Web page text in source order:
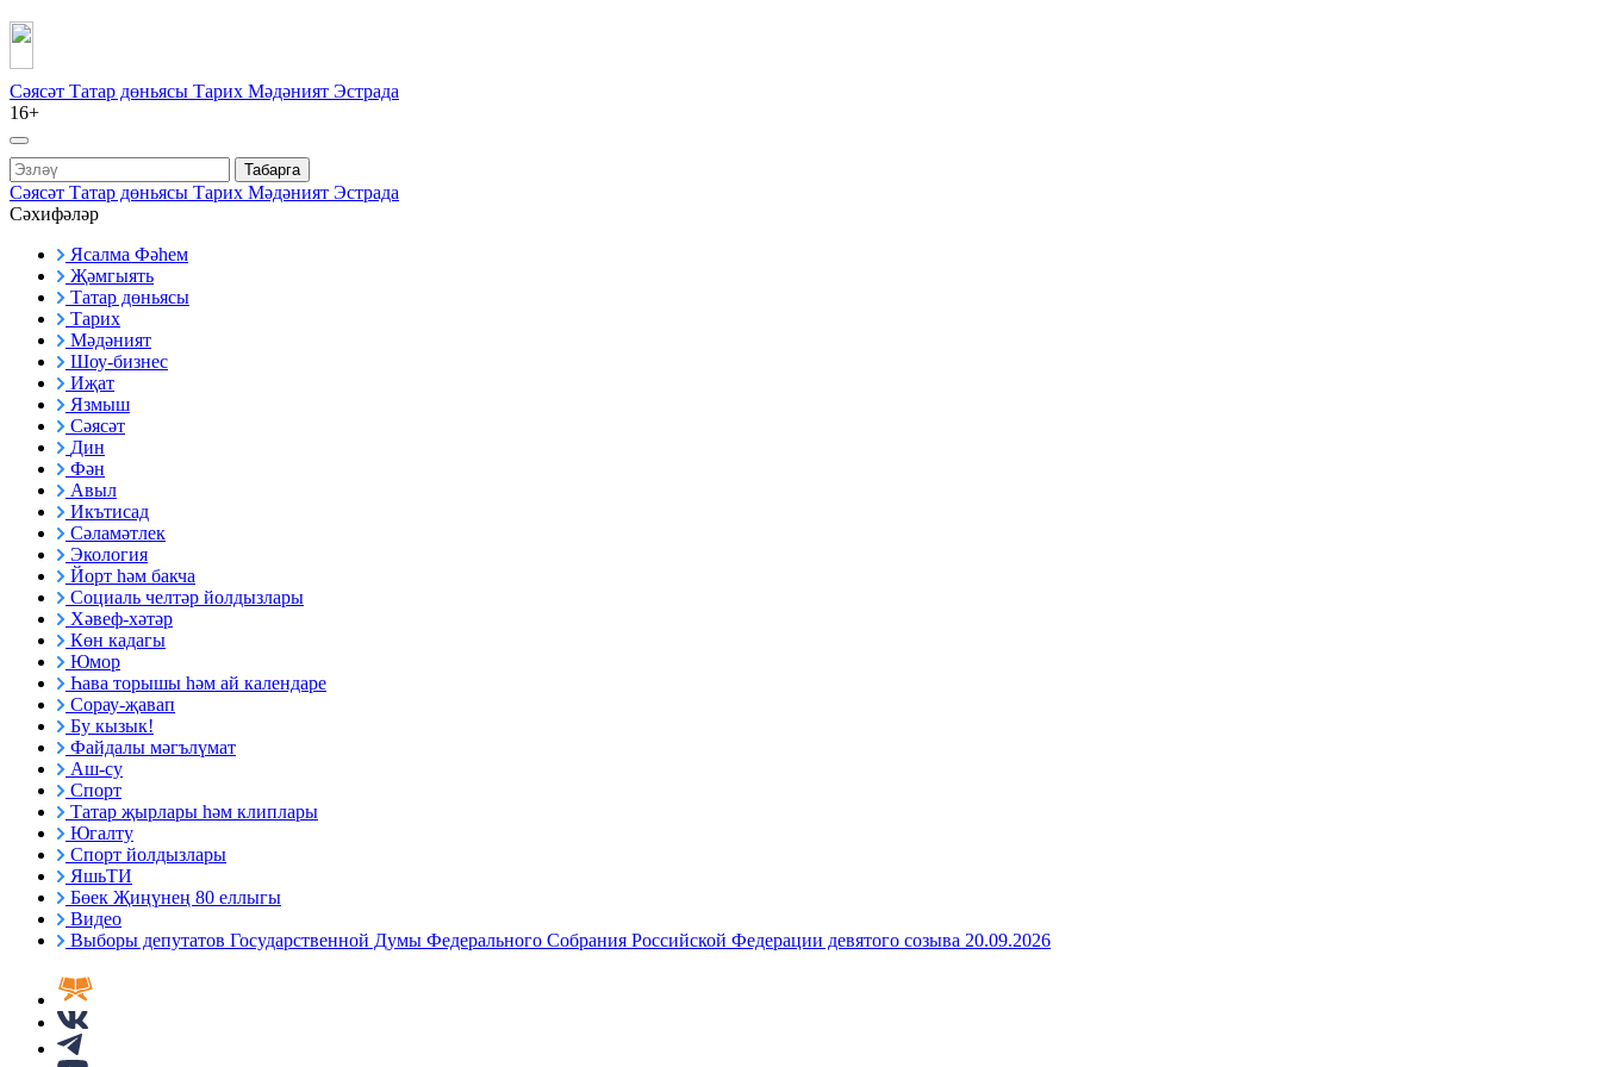
Сәясәт Татар дөньясы Тарих Мәдәният Эстрада
16+
Табарга
Сәясәт Татар дөньясы Тарих Мәдәният Эстрада
Сәхифәләр
Ясалма Фәһем
Җәмгыять
Татар дөньясы
Тарих
Мәдәният
Шоу-бизнес
Иҗат
Язмыш
Сәясәт
Дин
Фән
Авыл
Икътисад
Сәламәтлек
Экология
Йорт һәм бакча
Социаль челтәр йолдызлары
Хәвеф-хәтәр
Көн кадагы
Юмор
Һава торышы һәм ай календаре
Сорау-җавап
Бу кызык!
Файдалы мәгълүмат
Аш-су
Спорт
Татар җырлары һәм клиплары
Югалту
Спорт йолдызлары
ЯшьТИ
Бөек Җиңүнең 80 еллыгы
Видео
Выборы депутатов Государственной Думы Федерального Собрания Российской Федерации девятого созыва 20.09.2026